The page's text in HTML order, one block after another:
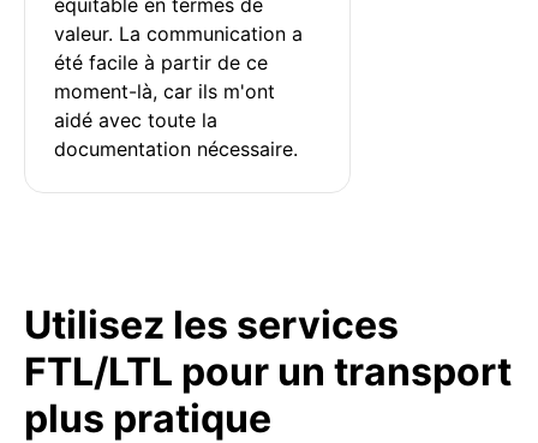
valeur. La communication a
été facile à partir de ce
moment-là, car ils m'ont
aidé avec toute la
documentation nécessaire.
Utilisez les services
FTL/LTL pour un transport
plus pratique